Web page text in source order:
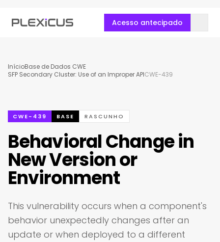
Acesso antecipado
InícioBase de Dados CWE
SFP Secondary Cluster: Use of an Improper APICWE-439
CWE-439 BASE RASCUNHO
Behavioral Change in
New Version or
Environment
This vulnerability occurs when a component's
behavior unexpectedly changes after an
update or when deployed to a different